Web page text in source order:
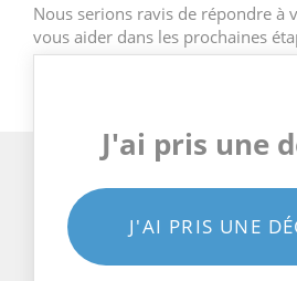
Nous serions ravis de répondre à
vous aider dans les prochaines
J'ai pris une
J'AI PRIS UNE